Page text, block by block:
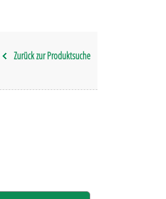
Zurück zur Produktsuche